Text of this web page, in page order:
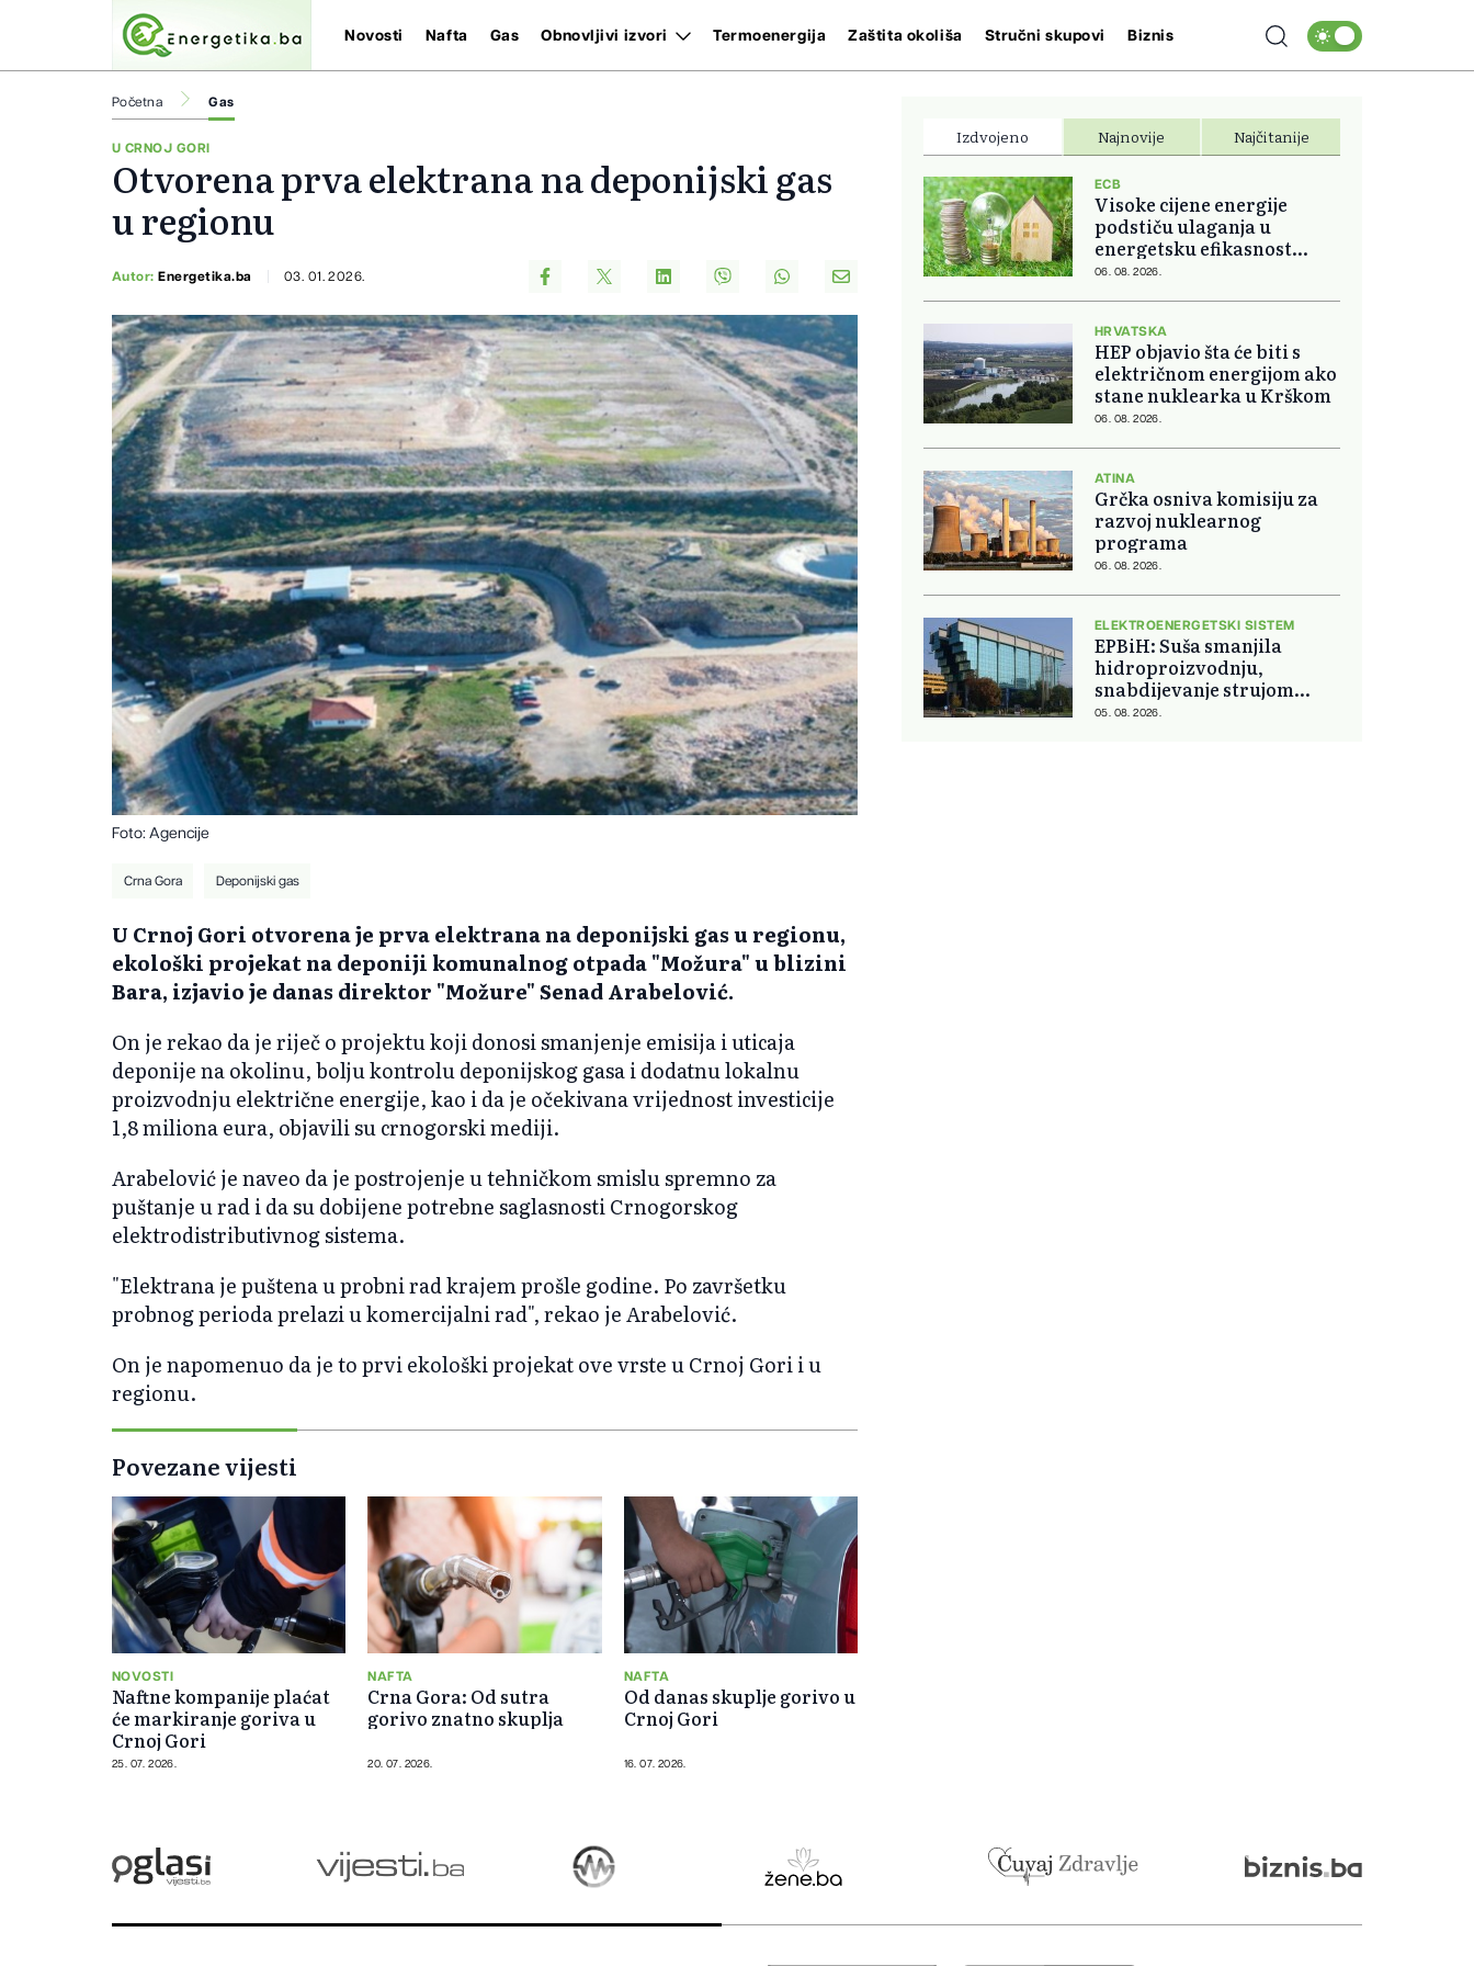
Novosti Nafta Gas Obnovljivi izvori Termoenergija Zaštita okoliša Stručni skupovi Biznis
Početna Gas
U CRNOJ GORI
Otvorena prva elektrana na deponijski gas
u regionu
Autor:Energetika.ba 03. 01. 2026.
Foto: Agencije
Crna Gora Deponijski gas
U Crnoj Gori otvorena je prva elektrana na deponijski gas u regionu,
ekološki projekat na deponiji komunalnog otpada "Možura" u blizini
Bara, izjavio je danas direktor "Možure" Senad Arabelović.
On je rekao da je riječ o projektu koji donosi smanjenje emisija i uticaja
deponije na okolinu, bolju kontrolu deponijskog gasa i dodatnu lokalnu
proizvodnju električne energije, kao i da je očekivana vrijednost investicije
1,8 miliona eura, objavili su crnogorski mediji.
Arabelović je naveo da je postrojenje u tehničkom smislu spremno za
puštanje u rad i da su dobijene potrebne saglasnosti Crnogorskog
elektrodistributivnog sistema.
"Elektrana je puštena u probni rad krajem prošle godine. Po završetku
probnog perioda prelazi u komercijalni rad", rekao je Arabelović.
On je napomenuo da je to prvi ekološki projekat ove vrste u Crnoj Gori i u
regionu.
Povezane vijesti
NOVOSTI
Naftne kompanije plaćat
će markiranje goriva u
Crnoj Gori
25. 07. 2026.
NAFTA
Crna Gora: Od sutra
gorivo znatno skuplja
20. 07. 2026.
NAFTA
Od danas skuplje gorivo u
Crnoj Gori
16. 07. 2026.
Izdvojeno Najnovije Najčitanije
ECB
Visoke cijene energije
podstiču ulaganja u
energetsku efikasnost
domova
06. 08. 2026.
HRVATSKA
HEP objavio šta će biti s
električnom energijom ako
stane nuklearka u Krškom
06. 08. 2026.
ATINA
Grčka osniva komisiju za
razvoj nuklearnog
programa
06. 08. 2026.
ELEKTROENERGETSKI SISTEM
EPBiH: Suša smanjila
hidroproizvodnju,
snabdijevanje strujom
ostaje stabilno
05. 08. 2026.